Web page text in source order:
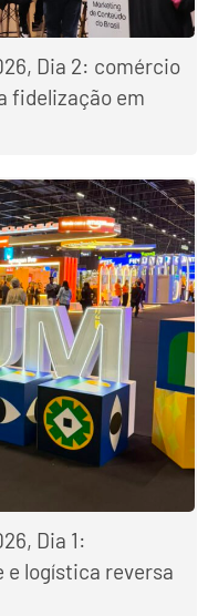
Dia 2: comércio
fidelização em
Dia 1:
logística reversa